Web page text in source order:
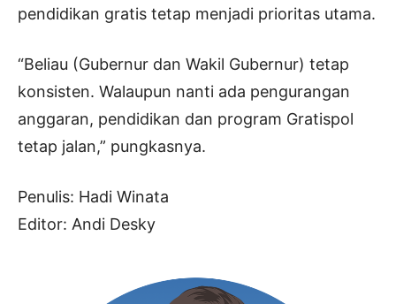
pendidikan gratis tetap menjadi prioritas utama.
“Beliau (Gubernur dan Wakil Gubernur) tetap
konsisten. Walaupun nanti ada pengurangan
anggaran, pendidikan dan program Gratispol
tetap jalan,” pungkasnya.
Penulis: Hadi Winata
Editor: Andi Desky